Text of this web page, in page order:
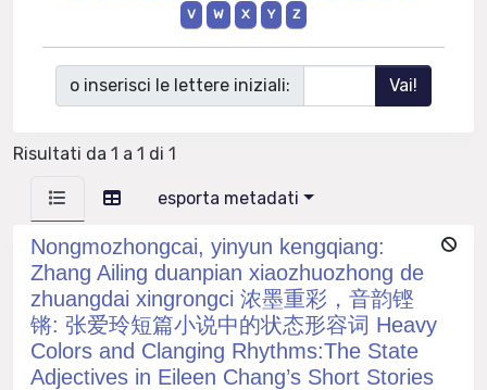
V
W X Y Z
o inserisci le lettere iniziali:
Risultati da 1 a 1 di 1
esporta metadati
Nongmozhongcai, yinyun kengqiang:
Zhang Ailing duanpian xiaozhuozhong de
zhuangdai xingrongci 浓墨重彩，音韵铿
锵: 张爱玲短篇小说中的状态形容词 Heavy
Colors and Clanging Rhythms:The State
Adjectives in Eileen Chang’s Short Stories